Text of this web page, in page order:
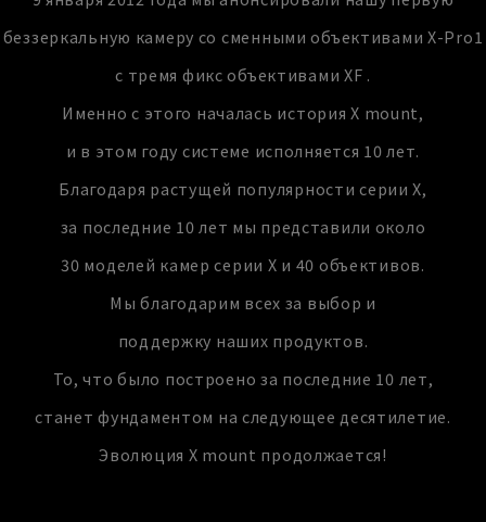
беззеркальную камеру со сменными объективами X-Pro1
с тремя фикс объективами XF .
Именно с этого началась история X mount,
и в этом году системе исполняется 10 лет.
Благодаря растущей популярности серии X,
за последние 10 лет мы представили около
30 моделей камер серии X и 40 объективов.
Мы благодарим всех за выбор и
поддержку наших продуктов.
То, что было построено за последние 10 лет,
станет фундаментом на следующее десятилетие.
Эволюция X mount продолжается!